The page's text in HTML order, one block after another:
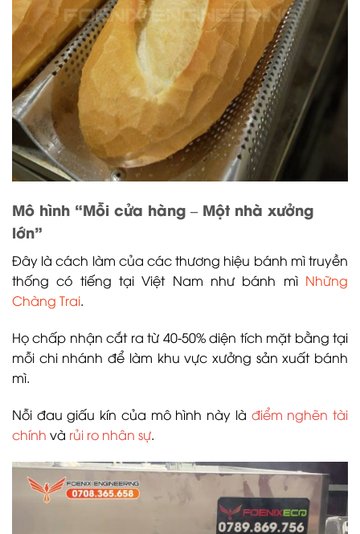
Mô hình “Mỗi cửa hàng – Một nhà xưởng
lớn”
Đây là cách làm của các thương hiệu bánh mì truyền
thống có tiếng tại Việt Nam như bánh mì Những
Chàng Trai.
Họ chấp nhận cắt ra từ 40-50% diện tích mặt bằng tại
mỗi chi nhánh để làm khu vực xưởng sản xuất bánh
mì.
Nỗi đau giấu kín của mô hình này là điểm nghẽn tài
chính và rủi ro nhân sự.